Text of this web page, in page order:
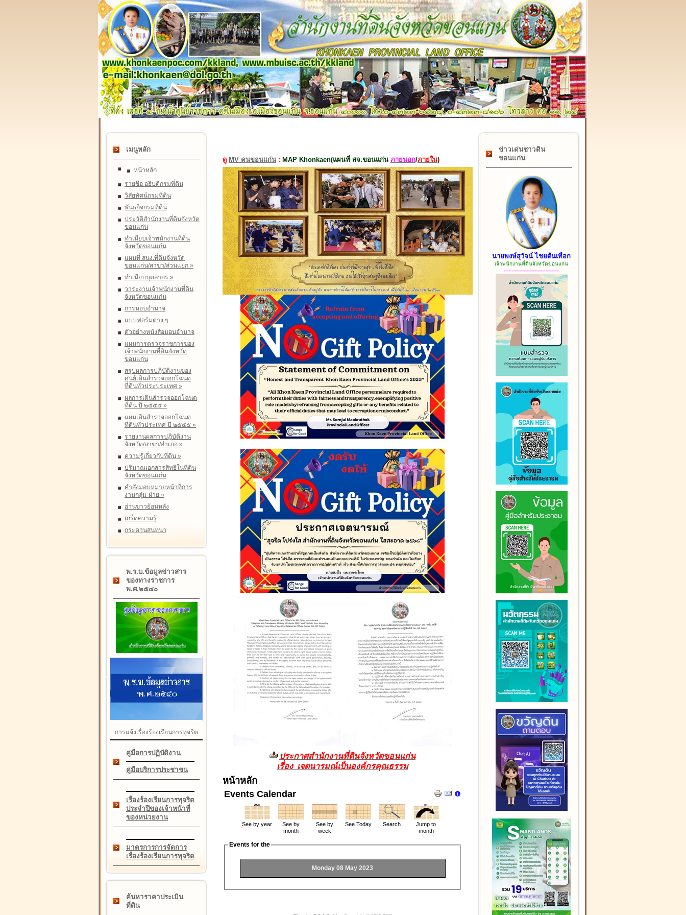
เมนูหลัก
หน้าหลัก
รายชื่อ อธิบดีกรมที่ดิน
วิสัยทัศน์กรมที่ดิน
พันธกิจกรมที่ดิน
ประวัติสำนักงานที่ดินจังหวัด
ขอนแก่น
ทำเนียบเจ้าพนักงานที่ดิน
จังหวัดขอนแก่น
แผนที่ สนง.ที่ดินจังหวัด
ขอนแก่น/สาขา/ส่วนแยก »
ทำเนียบบุคลากร »
วาระงานเจ้าพนักงานที่ดิน
จังหวัดขอนแก่น
การมอบอำนาจ
แบบฟอร์มต่าง ๆ
ตัวอย่างหนังสือมอบอำนาจ
แผนการตรวจราชการของ
เจ้าพนักงานที่ดินจังหวัด
ขอนแก่น
สรุปผลการปฏิบัติงานของ
ศูนย์เดินสำรวจออกโฉนด
ที่ดินทั่วประประเทศ »
ผลการเดินสำรวจออกโฉนด
ที่ดิน ปี ๒๕๕๕ »
แผนเดินสำรวจออกโฉนด
ที่ดินทั่วประเทศ ปี ๒๕๕๕ »
รายงานผลการปฏิบัติงาน
จังหวัด/สาขา/อำเภอ »
ความรู้เกี่ยวกับที่ดิน »
ปริมาณเอกสารสิทธิในที่ดิน
จังหวัดขอนแก่น
คำสั่งมอบหมายหน้าที่การ
งานกลุ่ม-ฝ่าย »
อ่านข่าวย้อนหลัง
เกร็ดความรู้
กระดานสนทนา
พ.ร.บ.ข้อมูลข่าวสาร
ของทางราชการ
พ.ศ.๒๕๔๐
การแจ้งเรื่องร้องเรียนการทุจริต
คู่มือการปฏิบัติงาน
คู่มือบริการประชาชน
เรื่องร้องเรียนการทุจริต
ประจำปีของเจ้าหน้าที่
ของหน่วยงาน
มาตรการการจัดการ
เรื่องร้องเรียนการทุจริต
ค้นหาราคาประเมิน
ที่ดิน
๑๗ กุมภาพันธ์ "วันคล้ายวันสถาปนากรมที่ดิน" ครบรอบ ๑๒๒
ดู MV คนขอนแก่น : MAP Khonkaen(แผนที่ สจ.ขอนแก่น ภายนอก/ภายใน)
ประกาศสำนักงานที่ดินจังหวัดขอนแก่น
เรื่อง เจตนารมณ์เป็นองค์กรคุณธรรม
หน้าหลัก
Events Calendar
See by year
See by
month
See by
week
See Today Search
Jump to
month
Events for the
Monday 08 May 2023
ข่าวเด่นชาวดิน
ขอนแก่น
นายพงษ์สุวัจน์ ไชยต้นเทือก
เจ้าพนักงานที่ดินจังหวัดขอนแก่น
------------------------------------